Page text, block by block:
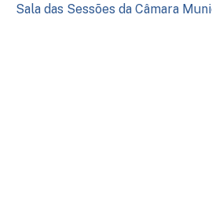
Sala das Sessões da Câmara